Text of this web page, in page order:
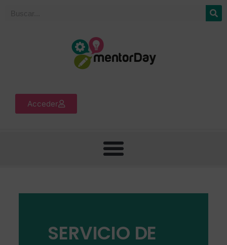
Acceder
SERVICIO DE